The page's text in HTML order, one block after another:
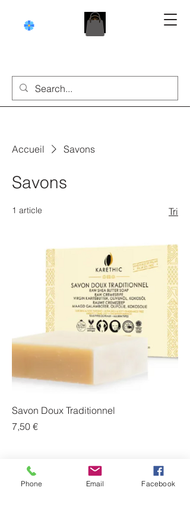
Accueil Savons
Savons
1 article Tri
Savon Doux Traditionnel
Prix
7,50 €
Phone Email Facebook